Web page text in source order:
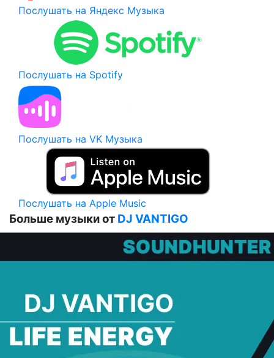
Послушать на Яндекс Музыка
Послушать на Spotify
Послушать на VK Музыка
Послушать на Apple Music
Больше музыки от DJ VANTIGO